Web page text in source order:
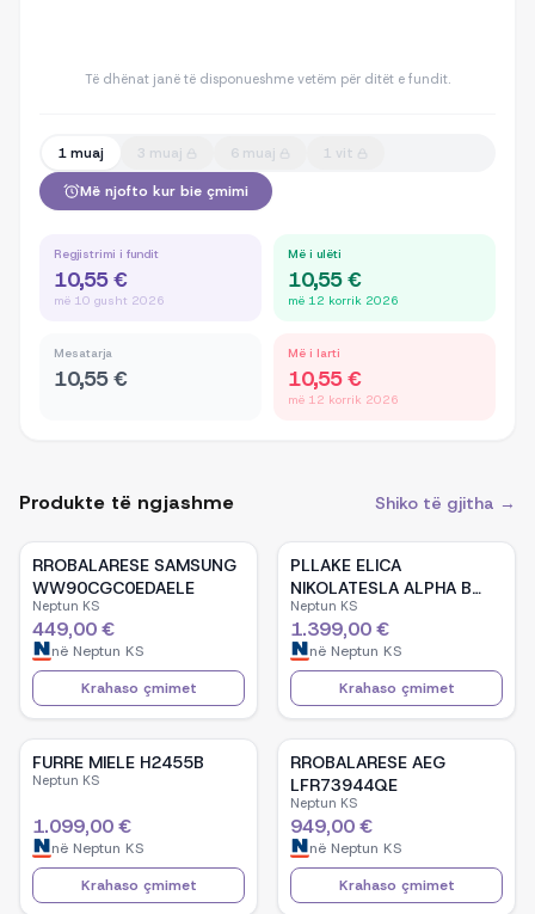
Të dhënat janë të disponueshme vetëm për ditët e fundit.
1 muaj 3 muaj 6 muaj 1 vit
Më njofto kur bie çmimi
Regjistrimi i fundit
10,55 €
më 10 gusht 2026
Më i ulëti
10,55 €
më 12 korrik 2026
Mesatarja
10,55 €
Më i larti
10,55 €
më 12 korrik 2026
Produkte të ngjashme Shiko të gjitha →
RROBALARESE SAMSUNG
WW90CGC0EDAELE
Neptun KS
449,00 €
në Neptun KS
Krahaso çmimet
PLLAKE ELICA
NIKOLATESLA ALPHA B
BL/A/60
Neptun KS
1.399,00 €
në Neptun KS
Krahaso çmimet
FURRE MIELE H2455B
Neptun KS
1.099,00 €
në Neptun KS
Krahaso çmimet
RROBALARESE AEG
LFR73944QE
Neptun KS
949,00 €
në Neptun KS
Krahaso çmimet